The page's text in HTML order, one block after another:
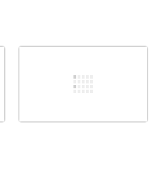
发帖评论